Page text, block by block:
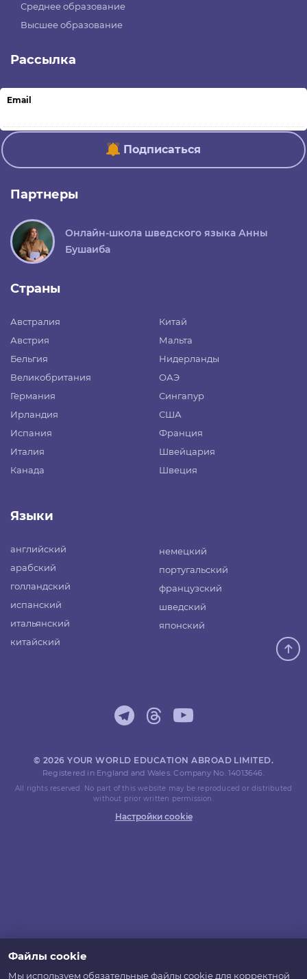
Среднее образование
Высшее образование
Рассылка
Email
Подписаться
Партнеры
Онлайн-школа шведского языка Анны
Бушаиба
Страны
Австралия
Австрия
Бельгия
Великобритания
Германия
Ирландия
Испания
Италия
Канада
Китай
Мальта
Нидерланды
ОАЭ
Сингапур
США
Франция
Швейцария
Швеция
Языки
английский
арабский
голландский
испанский
итальянский
китайский
немецкий
португальский
французский
шведский
японский
© 2026 YOUR WORLD EDUCATION ABROAD LIMITED.
Registered in England and Wales. Company No. 14013646.
All rights reserved. No part of this website may be reproduced or distributed
without prior written permission.
Настройки cookie
Файлы cookie
Мы используем обязательные файлы cookie для корректной